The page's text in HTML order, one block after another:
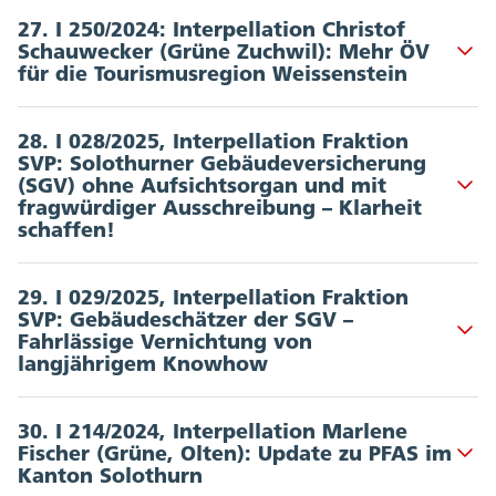
Schlussabstimmung bzw. Wiederholung der
Abstimmung wurde mit 50:44 Stimmen bei 2
Dokumente:
Schlussabstimmung
(ausstehend):
Erheblicherklärung/Nichterheblicherklärung
27. I 250/2024: Interpellation Christof
Schauwecker (Grüne Zuchwil): Mehr ÖV
für die Tourismusregion Weissenstein
Akkordeon Button
Dokumente :
Vorstoss vom 18.12.2024
Stellungnahme RR vom 18.02.2025 (RRB Nr.
2025/221)
Schlusserklärung
(ausstehend): befriedigt/teilweise befriedigt/nicht
befriedigt mit der Antwort RR
28. I 028/2025, Interpellation Fraktion
SVP: Solothurner Gebäudeversicherung
(SGV) ohne Aufsichtsorgan und mit
fragwürdiger Ausschreibung – Klarheit
schaffen!
Akkordeon Button
Dokumente:
Vorstoss vom 28.01.2025
Schlusserklärung
29. I 029/2025, Interpellation Fraktion
SVP: Gebäudeschätzer der SGV –
Fahrlässige Vernichtung von
langjährigem Knowhow
Akkordeon Button
Dokumente:
30. I 214/2024, Interpellation Marlene
Fischer (Grüne, Olten): Update zu PFAS im
Kanton Solothurn
Akkordeon Button